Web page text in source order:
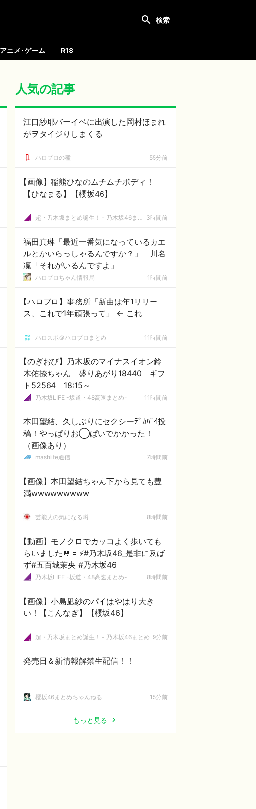
アニメ･ゲーム R18
人気の記事
江口紗耶バーイベに出演した岡村ほまれ
がヲタイジりしまくる
ハロプロの種 55分前
【画像】稲熊ひなのムチムチボディ！
【ひなまる】【櫻坂46】
超・乃木坂まとめ誕生！ - 乃木坂46まとめ 3時間前
福田真琳「最近一番気になっているカエ
ルとかいらっしゃるんですか？」 川名
凜「それがいるんですよ」
ハロプロちゃん情報局 1時間前
【ハロプロ】事務所「新曲は年1リリー
ス、これで1年頑張って」 ← これ
ハロスポ＠ハロプロまとめ 11時間前
【のぎおび】乃木坂のマイナスイオン鈴
木佑捺ちゃん 盛りあがり18440 ギフ
ト52564 18:15～
乃木坂LIFE -坂道・48高速まとめ- 11時間前
本田望結、久しぶりにセクシーﾃﾞｶﾊﾟｲ投
稿！やっぱりお◯ぱいでかかった！
（画像あり）
mashlife通信 7時間前
【画像】本田望結ちゃん下から見ても豊
満wwwwwwwww
芸能人の気になる噂 8時間前
【動画】モノクロでカッコよく歩いても
らいました🤘🏻⚡️#乃木坂46_是非に及ば
ず#五百城茉央 #乃木坂46
乃木坂LIFE -坂道・48高速まとめ- 8時間前
【画像】小島凪紗のパイはやはり大き
い！【こんなぎ】【櫻坂46】
超・乃木坂まとめ誕生！ - 乃木坂46まとめ 9分前
発売日＆新情報解禁生配信！！
櫻坂46まとめちゃんねる 15分前
もっと見る